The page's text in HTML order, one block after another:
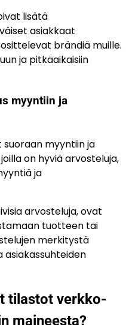
lisätä
asiakkaat
brändiä muille.
ja pitkäaikaisiin
myyntiin ja
myyntiin ja
on hyviä arvosteluja,
ja
arvosteluja, ovat
tuotteen tai
merkitystä
asiakassuhteiden
tilastot verkko-
maineesta?